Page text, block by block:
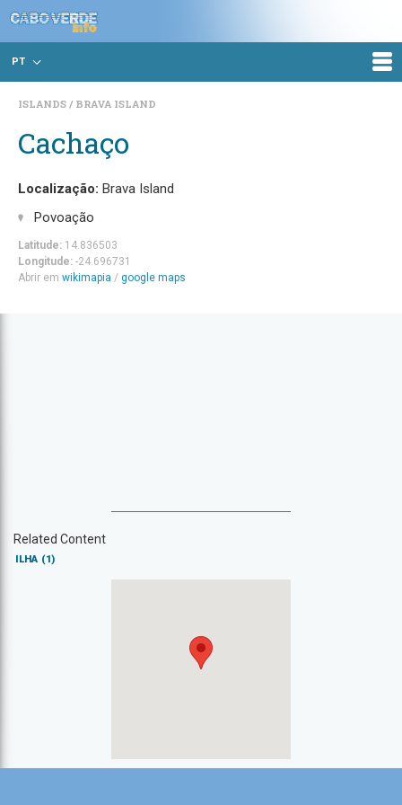
PT
ISLANDS BRAVA ISLAND
Cachaço
Localização: Brava Island
Povoação
Latitude: 14.836503
Longitude: -24.696731
Abrir em wikimapia / google maps
Related Content
ILHA (1)